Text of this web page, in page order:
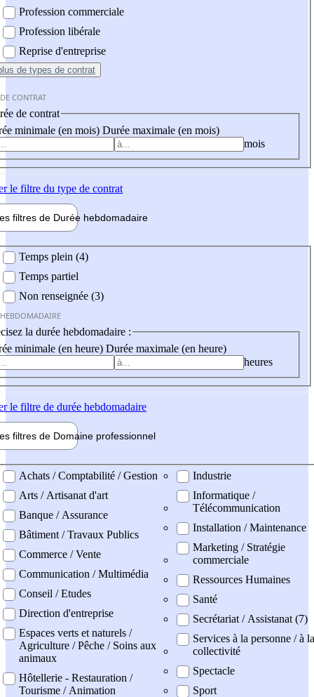
Profession commerciale
Profession libérale
Reprise d'entreprise
de types de contrat
CONTRAT
de contrat
minimale (en mois) Durée maximale (en mois)
mois
le filtre du type de contrat
filtres de Durée hebdomadaire
Temps plein (4)
Temps partiel
Non renseignée (3)
la durée hebdomadaire :
minimale (en heure) Durée maximale (en heure)
heures
le filtre de durée hebdomadaire
filtres de Domaine professionnel
professionel
Achats / Comptabilité / Gestion
Arts / Artisanat d'art
Banque / Assurance
Bâtiment / Travaux Publics
Commerce / Vente
Communication / Multimédia
Conseil / Etudes
Direction d'entreprise
Espaces verts et naturels /
Agriculture / Pêche / Soins aux
animaux
Hôtellerie - Restauration /
Tourisme / Animation
Industrie
Informatique /
Télécommunication
Installation / Maintenance
Marketing / Stratégie
commerciale
Ressources Humaines
Santé
Secrétariat / Assistanat (7)
Services à la personne / à la
collectivité
Spectacle
Sport